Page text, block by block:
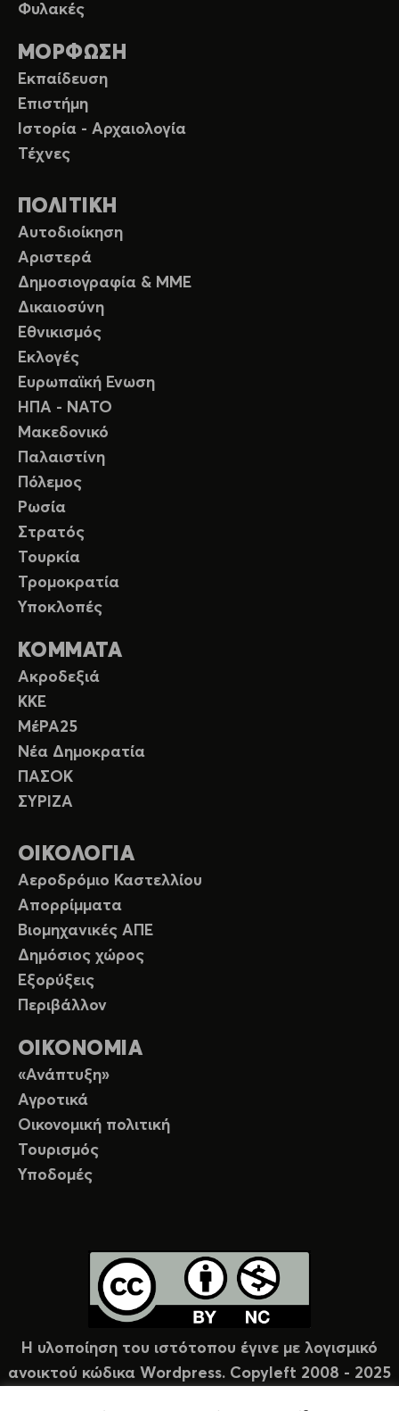
Φυλακές
ΜΟΡΦΩΣΗ
Εκπαίδευση
Επιστήμη
Ιστορία - Αρχαιολογία
Τέχνες
ΠΟΛΙΤΙΚΗ
Αυτοδιοίκηση
Αριστερά
Δημοσιογραφία & ΜΜΕ
Δικαιοσύνη
Εθνικισμός
Εκλογές
Ευρωπαϊκή Ενωση
ΗΠΑ - ΝΑΤΟ
Μακεδονικό
Παλαιστίνη
Πόλεμος
Ρωσία
Στρατός
Τουρκία
Τρομοκρατία
Υποκλοπές
ΚΟΜΜΑΤΑ
Ακροδεξιά
ΚΚΕ
ΜέΡΑ25
Νέα Δημοκρατία
ΠΑΣΟΚ
ΣΥΡΙΖΑ
ΟΙΚΟΛΟΓΙΑ
Αεροδρόμιο Καστελλίου
Απορρίμματα
Βιομηχανικές ΑΠΕ
Δημόσιος χώρος
Εξορύξεις
Περιβάλλον
ΟΙΚΟΝΟΜΙΑ
«Ανάπτυξη»
Αγροτικά
Οικονομική πολιτική
Τουρισμός
Υποδομές
Η υλοποίηση του ιστότοπου έγινε με λογισμικό
ανοικτού κώδικα Wordpress. Copyleft 2008 - 2025